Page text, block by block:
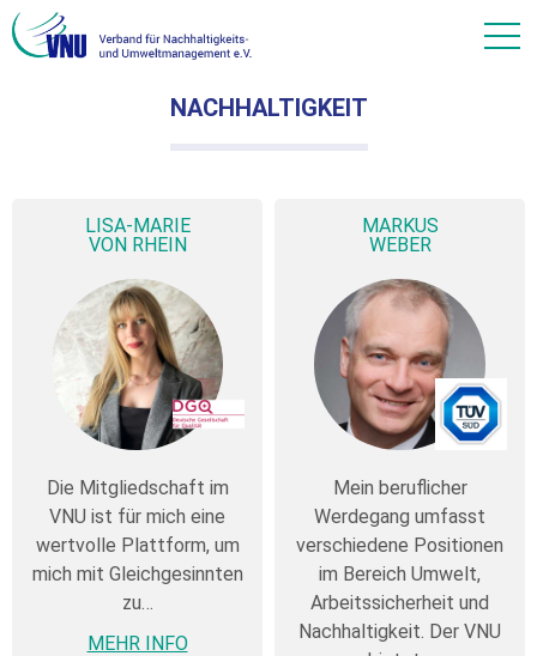
NACHHALTIGKEIT
LISA-MARIE
VON RHEIN
Die Mitgliedschaft im
VNU ist für mich eine
wertvolle Plattform, um
mich mit Gleichgesinnten
zu…
MEHR INFO
MARKUS
WEBER
Mein beruflicher
Werdegang umfasst
verschiedene Positionen
im Bereich Umwelt,
Arbeitssicherheit und
Nachhaltigkeit. Der VNU